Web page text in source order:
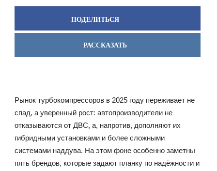
ПОДЕЛИТЬСЯ
РАССКАЗАТЬ
Рынок турбокомпрессоров в 2025 году переживает не
спад, а уверенный рост: автопроизводители не
отказываются от ДВС, а, напротив, дополняют их
гибридными установками и более сложными
системами наддува. На этом фоне особенно заметны
пять брендов, которые задают планку по надёжности и